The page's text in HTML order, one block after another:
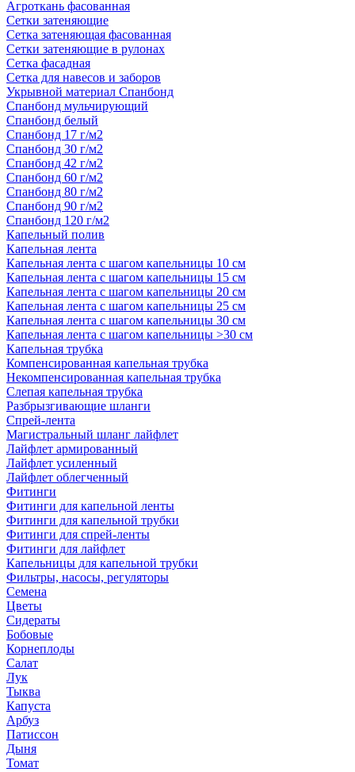
Агроткань фасованная
Сетки затеняющие
Сетка затеняющая фасованная
Сетки затеняющие в рулонах
Сетка фасадная
Сетка для навесов и заборов
Укрывной материал Спанбонд
Спанбонд мульчирующий
Спанбонд белый
Спанбонд 17 г/м2
Спанбонд 30 г/м2
Спанбонд 42 г/м2
Спанбонд 60 г/м2
Спанбонд 80 г/м2
Спанбонд 90 г/м2
Спанбонд 120 г/м2
Капельный полив
Капельная лента
Капельная лента с шагом капельницы 10 см
Капельная лента с шагом капельницы 15 см
Капельная лента с шагом капельницы 20 см
Капельная лента с шагом капельницы 25 см
Капельная лента с шагом капельницы 30 см
Капельная лента с шагом капельницы >30 см
Капельная трубка
Компенсированная капельная трубка
Некомпенсированная капельная трубка
Слепая капельная трубка
Разбрызгивающие шланги
Спрей-лента
Магистральный шланг лайфлет
Лайфлет армированный
Лайфлет усиленный
Лайфлет облегченный
Фитинги
Фитинги для капельной ленты
Фитинги для капельной трубки
Фитинги для спрей-ленты
Фитинги для лайфлет
Капельницы для капельной трубки
Фильтры, насосы, регуляторы
Семена
Цветы
Сидераты
Бобовые
Корнеплоды
Салат
Лук
Тыква
Капуста
Арбуз
Патиссон
Дыня
Томат